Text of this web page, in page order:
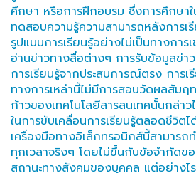
ศึกษา หรือการฝึกอบรม ซึ่งการศึกษาใ
ทดสอบความรู้ความสามารถหลังการเ
รูปแบบการเรียนรู้อย่างไม่เป็นทางการ
อ่านข่าวทางสื่อต่างๆ การรับข้อมูลข่า
การเรียนรู้จากประสบการณ์ตรง การเ
ทางการเหล่านี้ไม่มีการสอบวัดผลสัมฤ
ก้าวของเทคโนโลยีสารสนเทศนั้นกล่า
ในการขับเคลื่อนการเรียนรู้ตลอดชีวิต
เครื่องมือทางอิเล็กทรอนิกส์นี้สามารถ
ทุกเวลาจริงๆ โดยไม่ขึ้นกับข้อจำกัดข
สถานะทางสังคมของบุคคล แต่อย่าง